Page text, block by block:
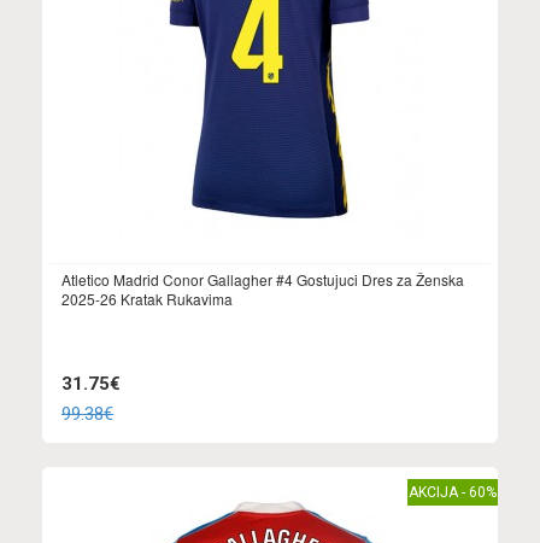
Atletico Madrid Conor Gallagher #4 Gostujuci Dres za Ženska
2025-26 Kratak Rukavima
31.75€
99.38€
AKCIJA - 60%